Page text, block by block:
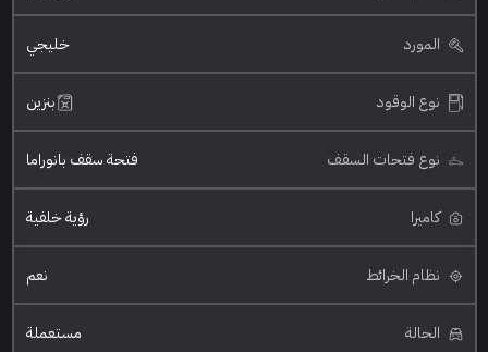
المورد خليجي
نوع الوقود بنزين
نوع فتحات السقف فتحة سقف بانوراما
كاميرا رؤية خلفية
نظام الخرائط نعم
الحالة مستعملة